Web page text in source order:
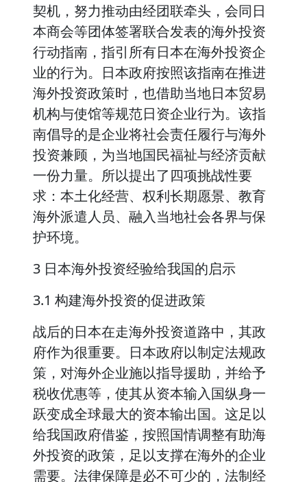
契机，努力推动由经团联牵头，会同日
本商会等团体签署联合发表的海外投资
行动指南，指引所有日本在海外投资企
业的行为。日本政府按照该指南在推进
海外投资政策时，也借助当地日本贸易
机构与使馆等规范日资企业行为。该指
南倡导的是企业将社会责任履行与海外
投资兼顾，为当地国民福祉与经济贡献
一份力量。所以提出了四项挑战性要
求：本土化经营、权利长期愿景、教育
海外派遣人员、融入当地社会各界与保
护环境。
3 日本海外投资经验给我国的启示
3.1 构建海外投资的促进政策
战后的日本在走海外投资道路中，其政
府作为很重要。日本政府以制定法规政
策，对海外企业施以指导援助，并给予
税收优惠等，使其从资本输入国纵身一
跃变成全球最大的资本输出国。这足以
给我国政府借鉴，按照国情调整有助海
外投资的政策，足以支撑在海外的企业
需要。法律保障是必不可少的，法制经